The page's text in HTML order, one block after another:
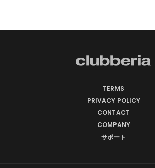
TERMS
PRIVACY POLICY
CONTACT
COMPANY
サポート